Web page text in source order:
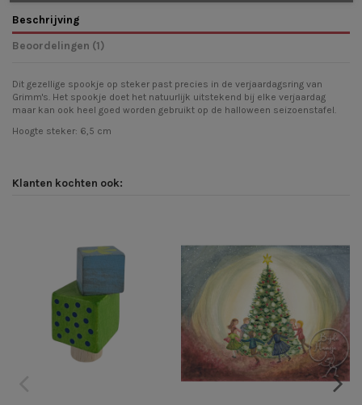
Beschrijving
Beoordelingen (1)
Dit gezellige spookje op steker past precies in de verjaardagsring van
Grimm's. Het spookje doet het natuurlijk uitstekend bij elke verjaardag
maar kan ook heel goed worden gebruikt op de halloween seizoenstafel.
Hoogte steker: 6,5 cm
Klanten kochten ook: